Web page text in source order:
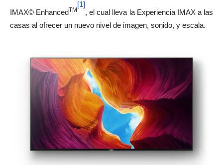
IMAX© EnhancedTM
[1]
, el cual lleva la Experiencia IMAX a las
casas al ofrecer un nuevo nivel de imagen, sonido, y escala.